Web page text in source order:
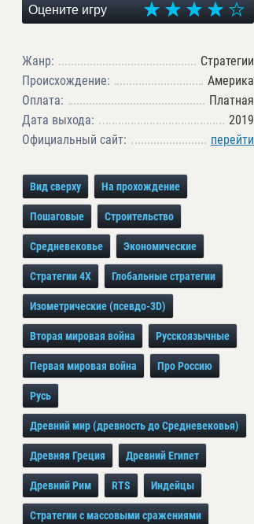
Оцените игру
Жанр:
Стратегии
Происхождение:
Америка
Оплата:
Платная
Дата выхода:
2019
Официальный сайт:
перейти
Вид сверху На прохождение
Пошаговые Строительство
Средневековье Экономические
Стратегии 4X Глобальные стратегии
Изометрические (псевдо-3D)
Вторая мировая война Русскоязычные
Первая мировая война Про Россию
Русь
Древний мир (древность до Средневековья)
Древняя Греция Древний Египет
Древний Рим RTS Индейцы
Стратегии с массовыми сражениями